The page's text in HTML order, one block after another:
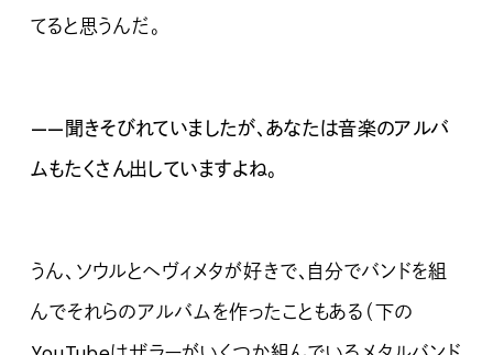
てると思うんだ。
——聞きそびれていましたが、あなたは音楽のアルバ
ムもたくさん出していますよね。
うん、ソウルとヘヴィメタが好きで、自分でバンドを組
んでそれらのアルバムを作ったこともある（下の